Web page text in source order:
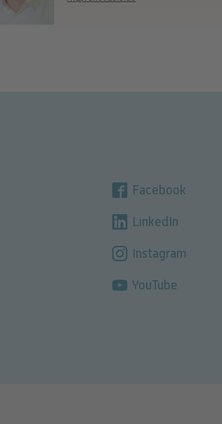
Facebook
LinkedIn
Instagram
YouTube